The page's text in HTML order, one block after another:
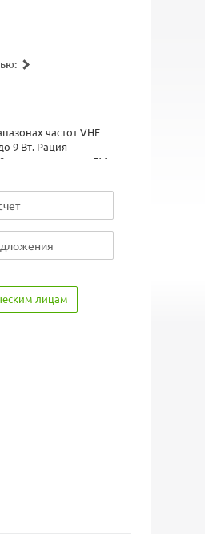
частот VHF
9 Вт. Рация
памяти, FM-
индикацию
лицам